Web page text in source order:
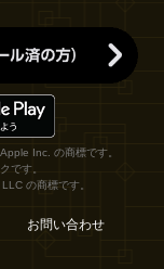
Inc. の商標です。
です。
の商標です。
お問い合わせ